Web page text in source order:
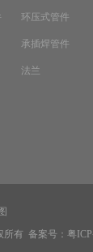
环压式管件
承插焊管件
法兰
所有 备案号：粤ICP